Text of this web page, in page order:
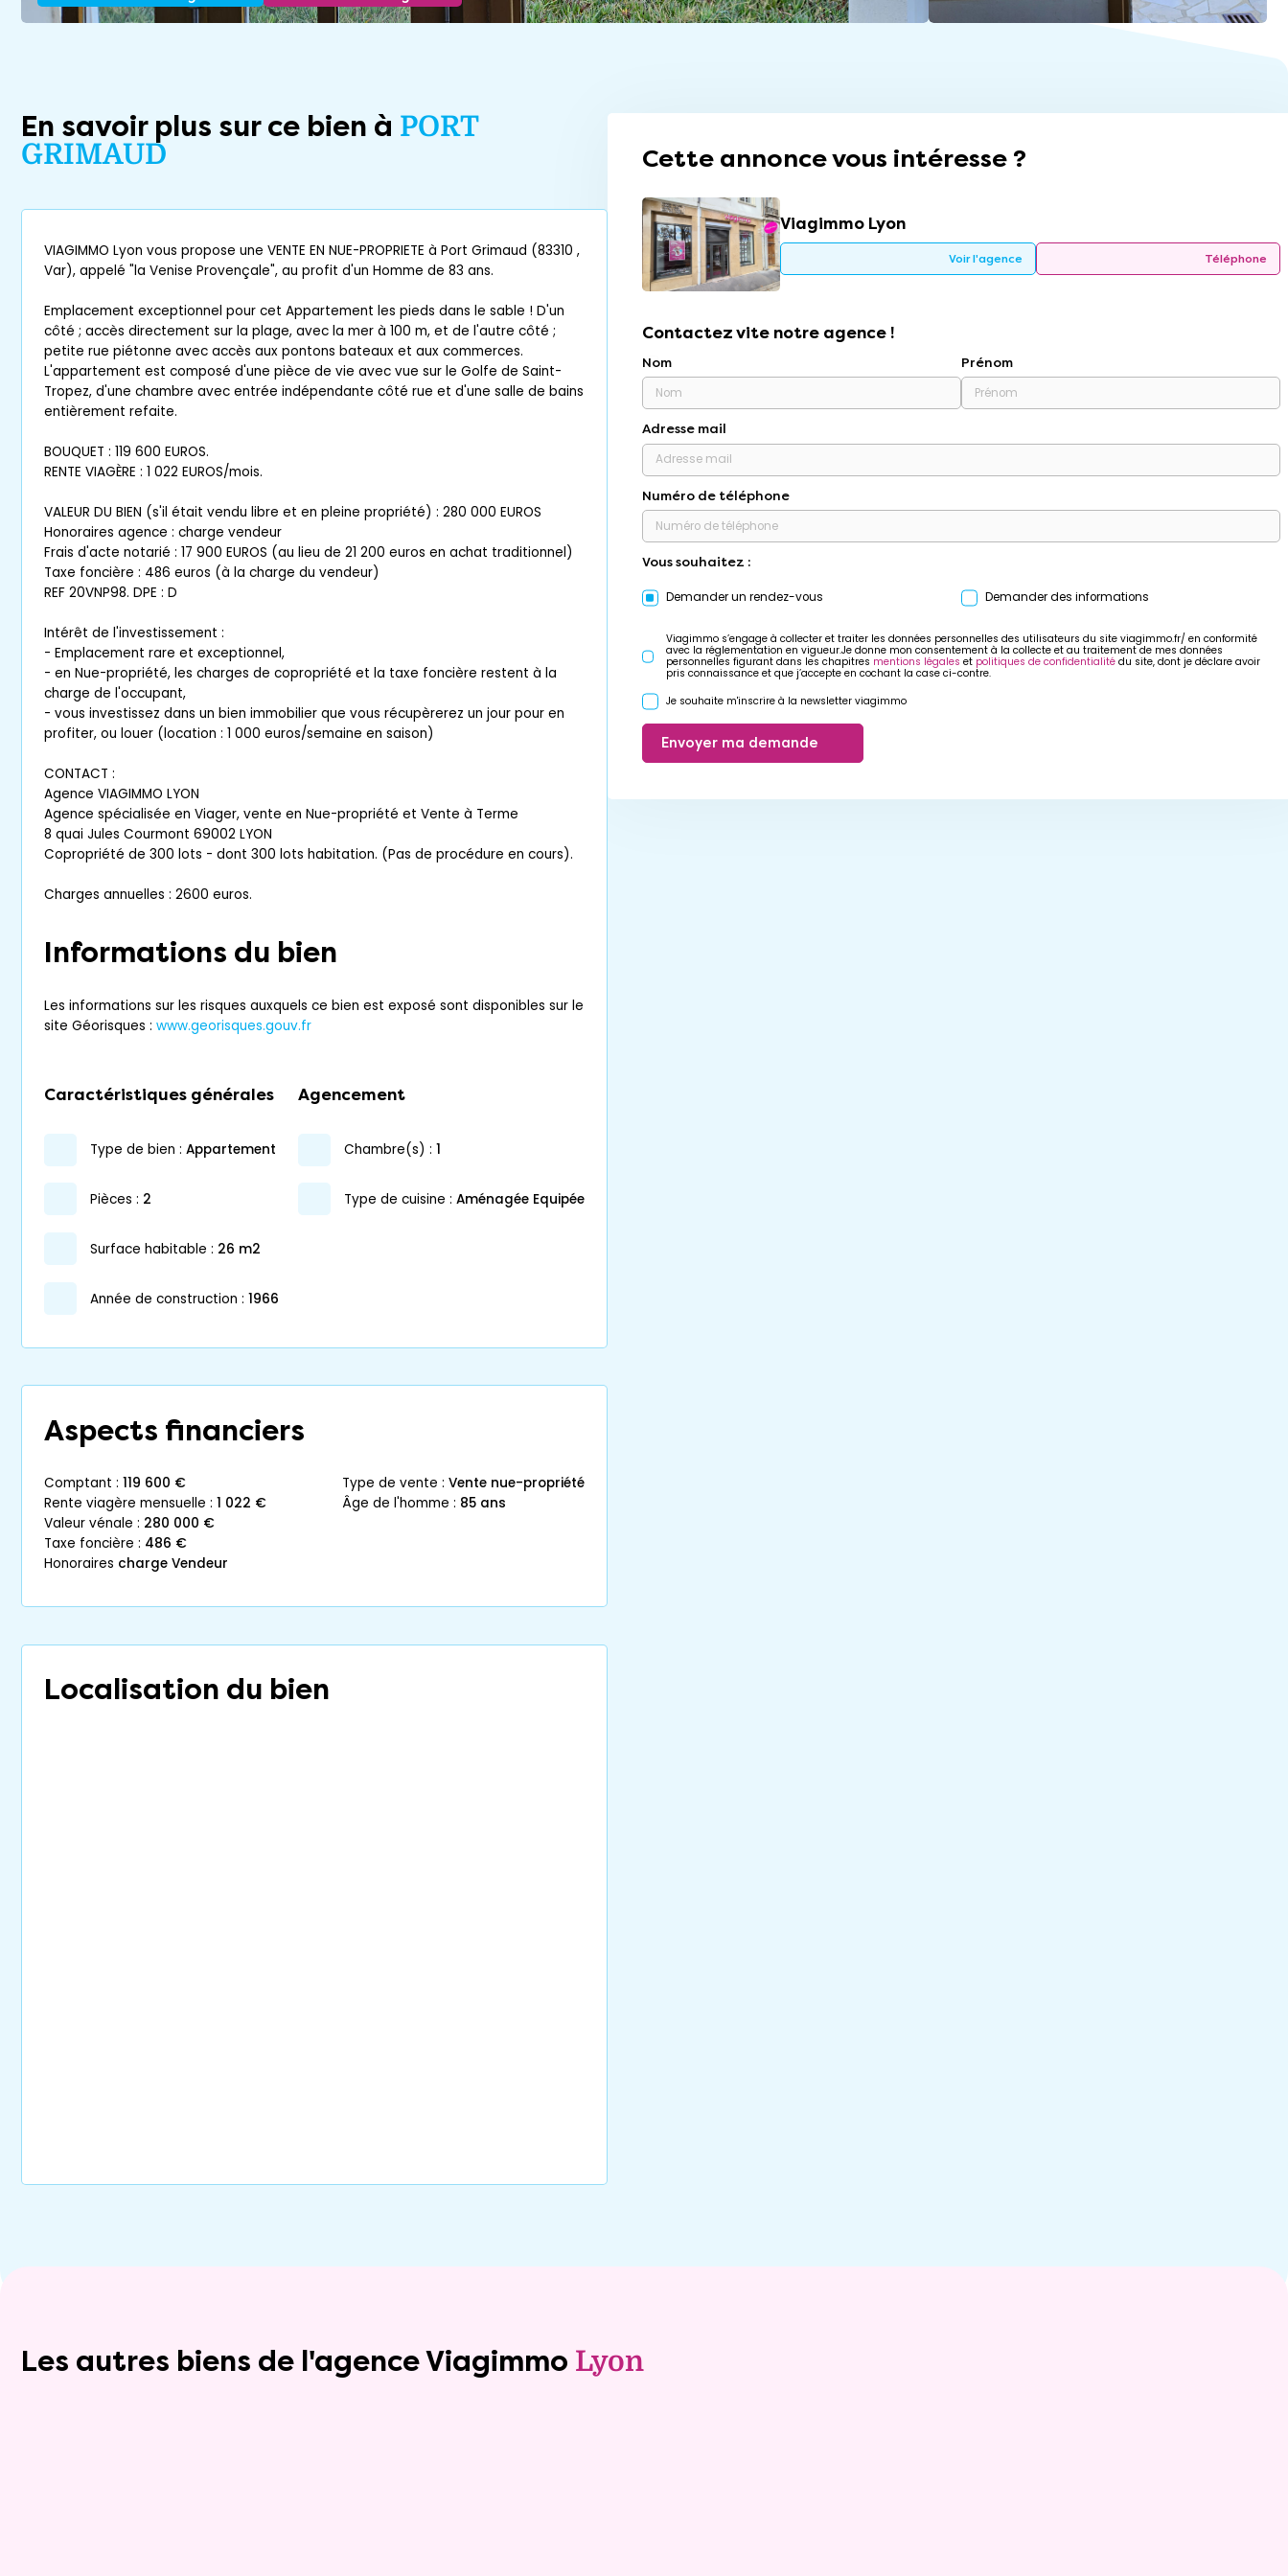
En savoir plus sur ce bien à PORT
GRIMAUD
VIAGIMMO Lyon vous propose une VENTE EN NUE-PROPRIETE à Port Grimaud (83310 ,
Var), appelé "la Venise Provençale", au profit d'un Homme de 83 ans.
Emplacement exceptionnel pour cet Appartement les pieds dans le sable ! D'un
côté ; accès directement sur la plage, avec la mer à 100 m, et de l'autre côté ;
petite rue piétonne avec accès aux pontons bateaux et aux commerces.
L'appartement est composé d'une pièce de vie avec vue sur le Golfe de Saint-
Tropez, d'une chambre avec entrée indépendante côté rue et d'une salle de bains
entièrement refaite.
BOUQUET : 119 600 EUROS.
RENTE VIAGÈRE : 1 022 EUROS/mois.
VALEUR DU BIEN (s'il était vendu libre et en pleine propriété) : 280 000 EUROS
Honoraires agence : charge vendeur
Frais d'acte notarié : 17 900 EUROS (au lieu de 21 200 euros en achat traditionnel)
Taxe foncière : 486 euros (à la charge du vendeur)
REF 20VNP98. DPE : D
Intérêt de l'investissement :
- Emplacement rare et exceptionnel,
- en Nue-propriété, les charges de copropriété et la taxe foncière restent à la
charge de l'occupant,
- vous investissez dans un bien immobilier que vous récupèrerez un jour pour en
profiter, ou louer (location : 1 000 euros/semaine en saison)
CONTACT :
Agence VIAGIMMO LYON
Agence spécialisée en Viager, vente en Nue-propriété et Vente à Terme
8 quai Jules Courmont 69002 LYON
Copropriété de 300 lots - dont 300 lots habitation. (Pas de procédure en cours).
Charges annuelles : 2600 euros.
Informations du bien
Les informations sur les risques auxquels ce bien est exposé sont disponibles sur le
site Géorisques : www.georisques.gouv.fr
Caractéristiques générales
type de bien : appartement
pièces : 2
surface habitable : 26 m2
année de construction : 1966
Agencement
chambre(s) : 1
Type de cuisine : Aménagée Equipée
Aspects financiers
comptant : 119 600 €
rente viagère mensuelle : 1 022 €
valeur vénale : 280 000 €
taxe foncière : 486 €
honoraires charge Vendeur
type de vente : Vente nue-propriété
âge de l'homme : 85 ans
Localisation du bien
Cette annonce vous intéresse ?
Viagimmo Lyon
Voir l'agence Téléphone
Contactez vite notre agence !
Nom Prénom
Adresse mail
Numéro de téléphone
Vous souhaitez :
Demander un rendez-vous Demander des informations
Viagimmo s’engage à collecter et traiter les données personnelles des utilisateurs du site viagimmo.fr/ en conformité
avec la réglementation en vigueur.Je donne mon consentement à la collecte et au traitement de mes données
personnelles figurant dans les chapitres mentions légales et politiques de confidentialité du site, dont je déclare avoir
pris connaissance et que j’accepte en cochant la case ci-contre.
Je souhaite m'inscrire à la newsletter viagimmo
Envoyer ma demande
Les autres biens de l'agence Viagimmo Lyon